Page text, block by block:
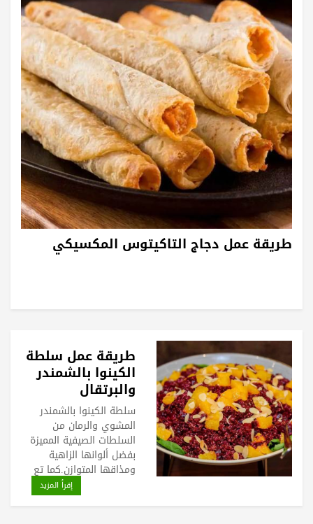
طريقة عمل دجاج التاكيتوس المكسيكي
طريقة عمل سلطة
الكينوا بالشمندر
والبرتقال
سلطة الكينوا بالشمندر
المشوي والرمان من
السلطات الصيفية المميزة
بفضل ألوانها الزاهية
ومذاقها المتوازن.كما تع
إقرأ المزيد